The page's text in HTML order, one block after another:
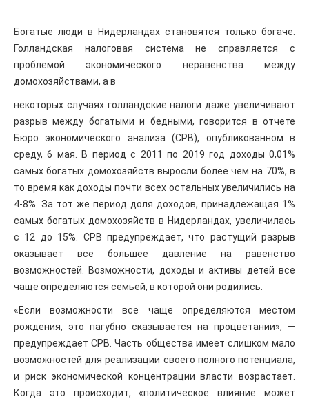
Богатые люди в Нидерландах становятся только богаче.
Голландская налоговая система не справляется с
проблемой экономического неравенства между
домохозяйствами, а в
некоторых случаях голландские налоги даже увеличивают
разрыв между богатыми и бедными, говорится в отчете
Бюро экономического анализа (CPB), опубликованном в
среду, 6 мая. В период с 2011 по 2019 год доходы 0,01%
самых богатых домохозяйств выросли более чем на 70%, в
то время как доходы почти всех остальных увеличились на
4-8%. За тот же период доля доходов, принадлежащая 1%
самых богатых домохозяйств в Нидерландах, увеличилась
с 12 до 15%. CPB предупреждает, что растущий разрыв
оказывает все большее давление на равенство
возможностей. Возможности, доходы и активы детей все
чаще определяются семьей, в которой они родились.
«Если возможности все чаще определяются местом
рождения, это пагубно сказывается на процветании», —
предупреждает CPB. Часть общества имеет слишком мало
возможностей для реализации своего полного потенциала,
и риск экономической концентрации власти возрастает.
Когда это происходит, «политическое влияние может